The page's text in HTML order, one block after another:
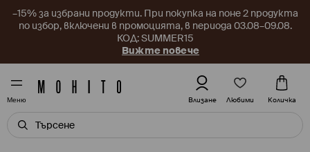
–15% за избрани продукти. При покупка на поне 2 продукта
по избор, включени в промоцията, в периода 03.08–09.08.
КОД: SUMMER15
Вижте повече
Меню Влизане Любими Количка